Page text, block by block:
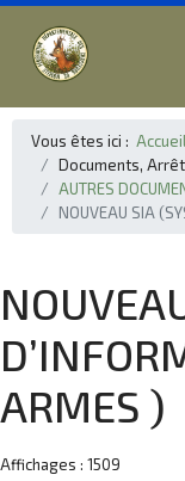
Vous êtes ici : Accueil
Documents,
AUTRES
NOUVEAU SIA
ARMES )
Affichages : 1509